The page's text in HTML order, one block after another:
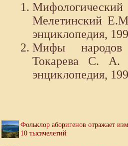
Мелетинский
энциклопедия,
Мифы
Токарева С. А.
энциклопедия,
Фольклор аборигенов отражает
10 тысячелетий